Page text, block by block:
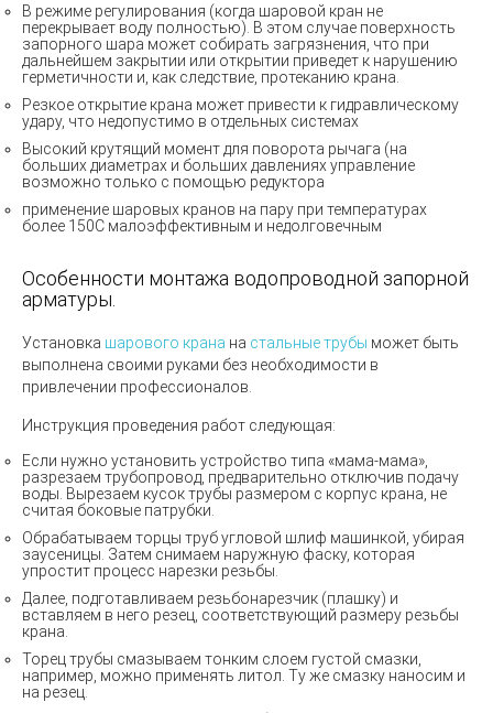
В режиме регулирования (когда шаровой кран не
перекрывает воду полностью). В этом случае поверхность
запорного шара может собирать загрязнения, что при
дальнейшем закрытии или открытии приведет к нарушению
герметичности и, как следствие, протеканию крана.
Резкое открытие крана может привести к гидравлическому
удару, что недопустимо в отдельных системах
Высокий крутящий момент для поворота рычага (на
больших диаметрах и больших давлениях управление
возможно только с помощью редуктора
применение шаровых кранов на пару при температурах
более 150С малоэффективным и недолговечным
Особенности монтажа водопроводной запорной
арматуры.
Установка шарового крана на стальные трубы может быть
выполнена своими руками без необходимости в
привлечении профессионалов.
Инструкция проведения работ следующая:
Если нужно установить устройство типа «мама-мама»,
разрезаем трубопровод, предварительно отключив подачу
воды. Вырезаем кусок трубы размером с корпус крана, не
считая боковые патрубки.
Обрабатываем торцы труб угловой шлиф машинкой, убирая
заусеницы. Затем снимаем наружную фаску, которая
упростит процесс нарезки резьбы.
Далее, подготавливаем резьбонарезчик (плашку) и
вставляем в него резец, соответствующий размеру резьбы
крана.
Торец трубы смазываем тонким слоем густой смазки,
например, можно применять литол. Ту же смазку наносим и
на резец.